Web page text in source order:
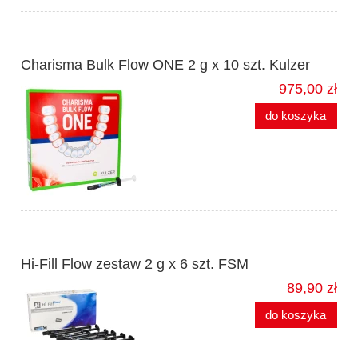
Charisma Bulk Flow ONE 2 g x 10 szt. Kulzer
975,00 zł
do koszyka
Hi-Fill Flow zestaw 2 g x 6 szt. FSM
89,90 zł
do koszyka